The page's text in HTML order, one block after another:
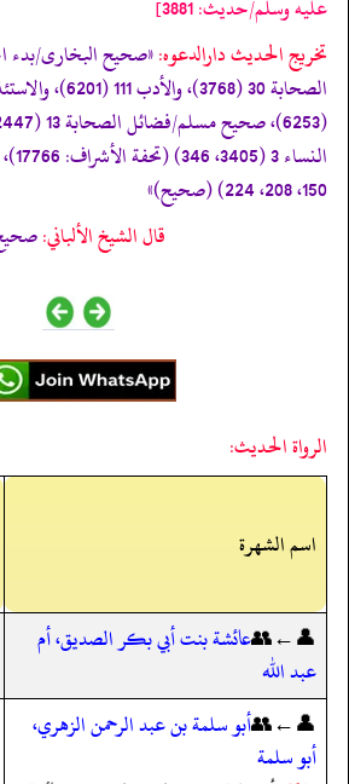
عليه وسلم/حدیث: 3881]
تخریج الحدیث دارالدعوہ:
150، 208، 224) (صحیح)»
قال الشيخ الألباني:
الرواة الحديث:
اسم الشهرة
👤←👥عائشة بنت أبي بكر الصديق، أم
عبد الله
👤←👥أبو سلمة بن عبد الرحمن الزهري،
أبو سلمة